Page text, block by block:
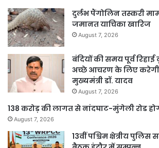
दुर्लभ पैंगोलिन तस्करी
जमानत याचिका खारिज
August 7, 2026
बंदियों की समय पूर्व रिहाई
अच्छे आचरण के लिए करेगी
मुख्यमंत्री डॉ. यादव
August 7, 2026
138 करोड़ की लागत से नांदघाट-मुंगेली रोड
August 7, 2026
13वीं पश्चिम क्षेत्रीय